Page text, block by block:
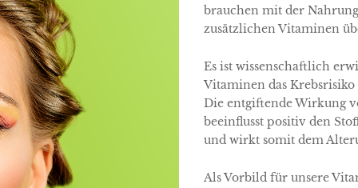
brauchen mit der
zusätzlichen Vitaminen
Es ist wissenschaftlich
Vitaminen das Krebsrisiko
Die entgiftende Wirkung
beeinflusst positiv den
und wirkt somit dem
Als Vorbild für unsere